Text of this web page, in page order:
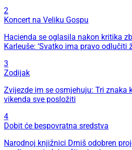
2
Koncert na Veliku Gospu
Hacienda se oglasila nakon kritika
Karleuše: ‘Svatko ima pravo odlučiti
3
Zodijak
Zvijezde im se osmjehuju: Tri znaka
vikenda sve posložiti
4
Dobit će bespovratna sredstva
Narodnoj knjižnici Drniš odobren